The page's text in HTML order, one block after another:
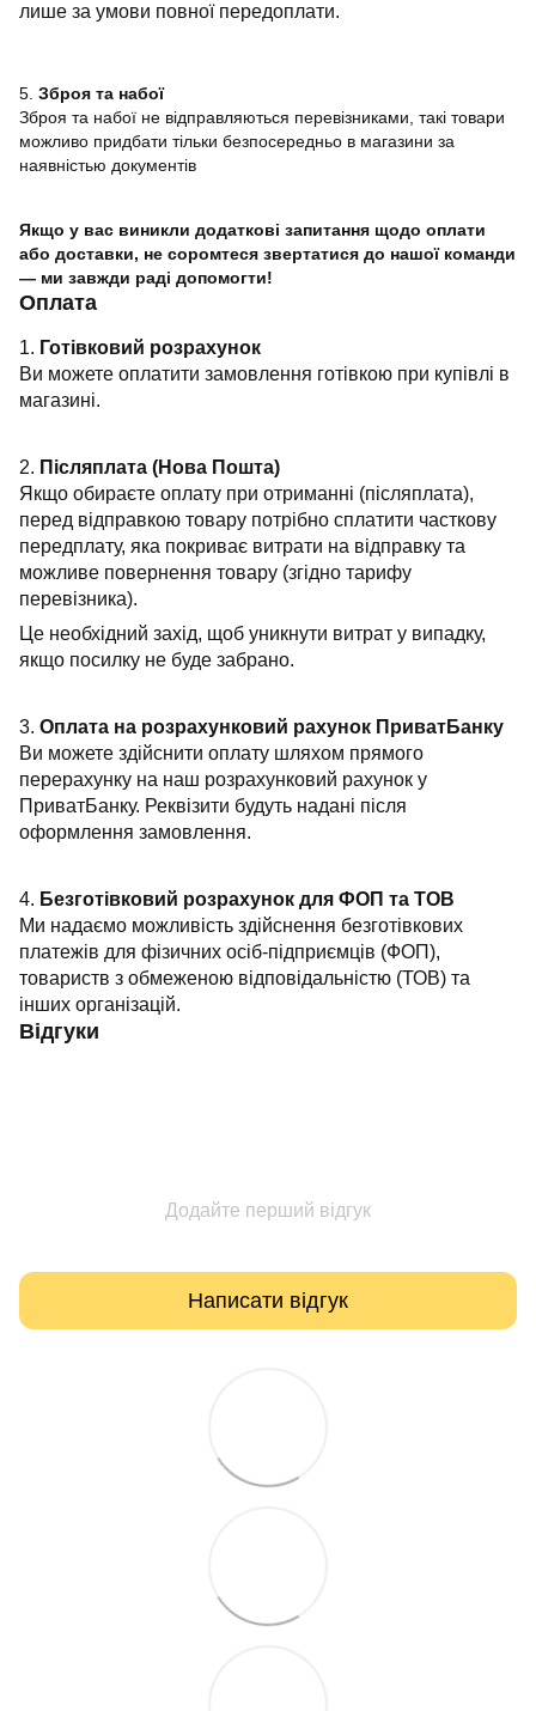
лише за умови повної передоплати.
5. Зброя та набої
Зброя та набої не відправляються перевізниками, такі товари
можливо придбати тільки безпосередньо в магазини за
наявністью документів
Якщо у вас виникли додаткові запитання щодо оплати
або доставки, не соромтеся звертатися до нашої команди
— ми завжди раді допомогти!
Оплата
1. Готівковий розрахунок
Ви можете оплатити замовлення готівкою при купівлі в
магазині.
2. Післяплата (Нова Пошта)
Якщо обираєте оплату при отриманні (післяплата),
перед відправкою товару потрібно сплатити часткову
передплату, яка покриває витрати на відправку та
можливе повернення товару (згідно тарифу
перевізника).
Це необхідний захід, щоб уникнути витрат у випадку,
якщо посилку не буде забрано.
3. Оплата на розрахунковий рахунок ПриватБанку
Ви можете здійснити оплату шляхом прямого
перерахунку на наш розрахунковий рахунок у
ПриватБанку. Реквізити будуть надані після
оформлення замовлення.
4. Безготівковий розрахунок для ФОП та ТОВ
Ми надаємо можливість здійснення безготівкових
платежів для фізичних осіб-підприємців (ФОП),
товариств з обмеженою відповідальністю (ТОВ) та
інших організацій.
Відгуки
Додайте перший відгук
Написати відгук